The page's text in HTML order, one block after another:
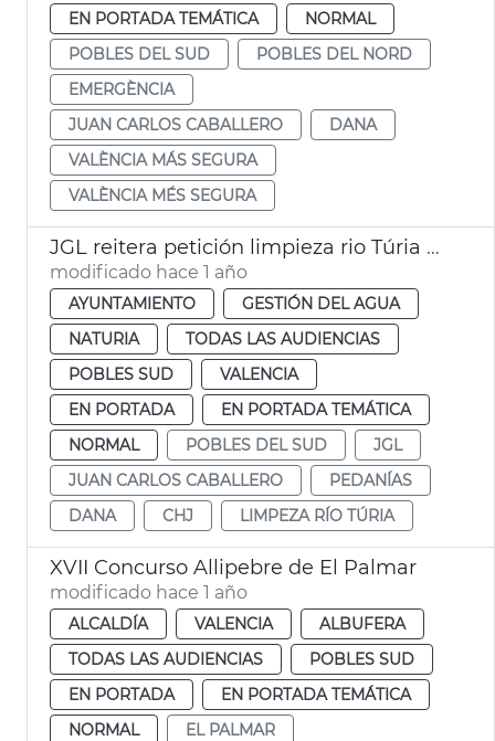
EN PORTADA TEMÁTICA
NORMAL
POBLES DEL SUD
POBLES DEL NORD
EMERGÈNCIA
JUAN CARLOS CABALLERO
DANA
VALÈNCIA MÁS SEGURA
VALÈNCIA MÉS SEGURA
JGL reitera petición limpieza rio Túria y dice que no es zona urbana
modificado hace 1 año
AYUNTAMIENTO
GESTIÓN DEL AGUA
NATURIA
TODAS LAS AUDIENCIAS
POBLES SUD
VALENCIA
EN PORTADA
EN PORTADA TEMÁTICA
NORMAL
POBLES DEL SUD
JGL
JUAN CARLOS CABALLERO
PEDANÍAS
DANA
CHJ LIMPEZA RÍO TÚRIA
XVII Concurso Allipebre de El Palmar
modificado hace 1 año
ALCALDÍA VALENCIA
ALBUFERA
TODAS LAS AUDIENCIAS
POBLES SUD
EN PORTADA
EN PORTADA TEMÁTICA
NORMAL
EL PALMAR